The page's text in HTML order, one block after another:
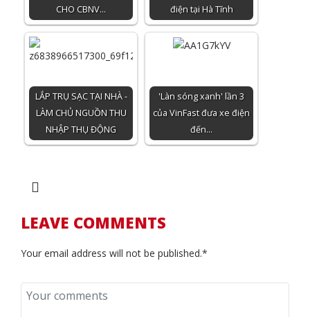
CHO CBNV…
điện tại Hà Tĩnh
LẮP TRỤ SẠC TẠI NHÀ -
LÀM CHỦ NGUỒN THU
NHẬP THỤ ĐỘNG
'Làn sóng xanh' lần 3
của VinFast đưa xe điện
đến…
LEAVE COMMENTS
Your email address will not be published.*